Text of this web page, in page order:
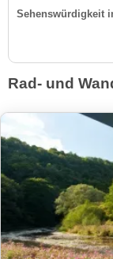
Sehenswürdigkeit
Rad- und